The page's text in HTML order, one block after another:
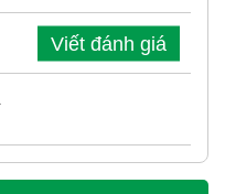
Viết đánh giá